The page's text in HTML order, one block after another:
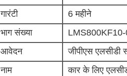
गारंटी
6 महीने
भाग संख्या
आवेदन
जीपीएस एलसीडी
नाम
कार के लिए